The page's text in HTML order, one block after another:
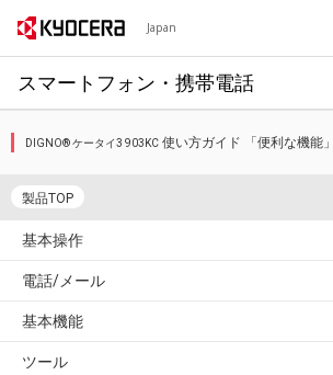
Japan
スマートフォン・携帯電話
DIGNO® ケータイ3 903KC 使い方ガイド 「便利な機能」
製品TOP
基本操作
電話/メール
基本機能
ツール